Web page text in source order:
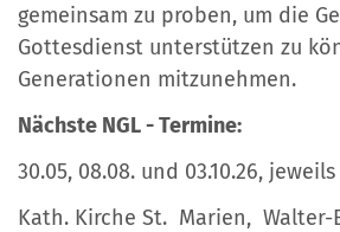
gemeinsam zu proben, um die
Gottesdienst unterstützen zu
Generationen mitzunehmen.
Nächste NGL - Termine:
30.05, 08.08. und 03.10.26,
Kath. Kirche St. Marien, Walter-